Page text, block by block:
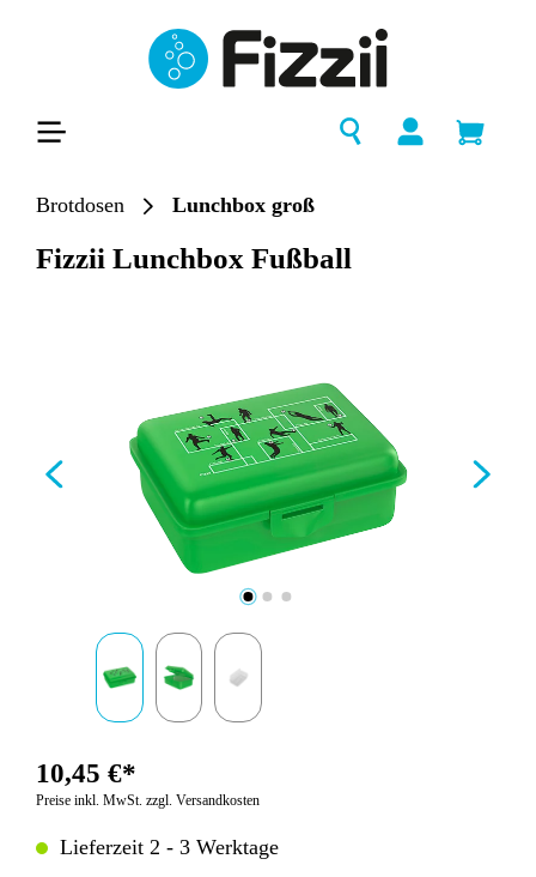
Brotdosen Lunchbox groß
Fizzii Lunchbox Fußball
10,45 €*
Preise inkl. MwSt. zzgl. Versandkosten
Lieferzeit 2 - 3 Werktage